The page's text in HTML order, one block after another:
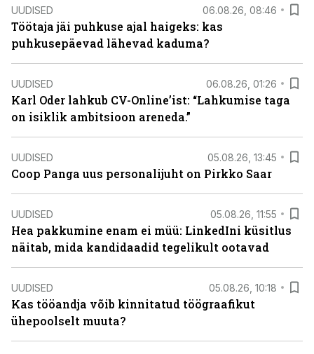
UUDISED 06.08.26, 08:46
Töötaja jäi puhkuse ajal haigeks: kas
puhkusepäevad lähevad kaduma?
UUDISED 06.08.26, 01:26
Karl Oder lahkub CV-Online’ist: “Lahkumise taga
on isiklik ambitsioon areneda.”
UUDISED 05.08.26, 13:45
Coop Panga uus personalijuht on Pirkko Saar
UUDISED 05.08.26, 11:55
Hea pakkumine enam ei müü: LinkedIni küsitlus
näitab, mida kandidaadid tegelikult ootavad
UUDISED 05.08.26, 10:18
Kas tööandja võib kinnitatud töögraafikut
ühepoolselt muuta?